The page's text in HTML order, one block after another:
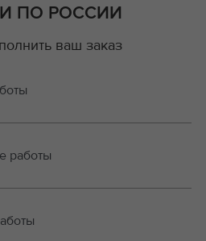
ПО РОССИИ
ваш заказ
работы